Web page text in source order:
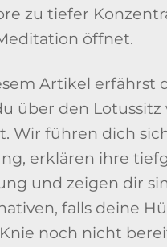
zu tiefer
öffnet.
Artikel erfährst
über den Lotussitz
Wir führen dich
erklären ihre
und zeigen dir
falls deine
noch nicht